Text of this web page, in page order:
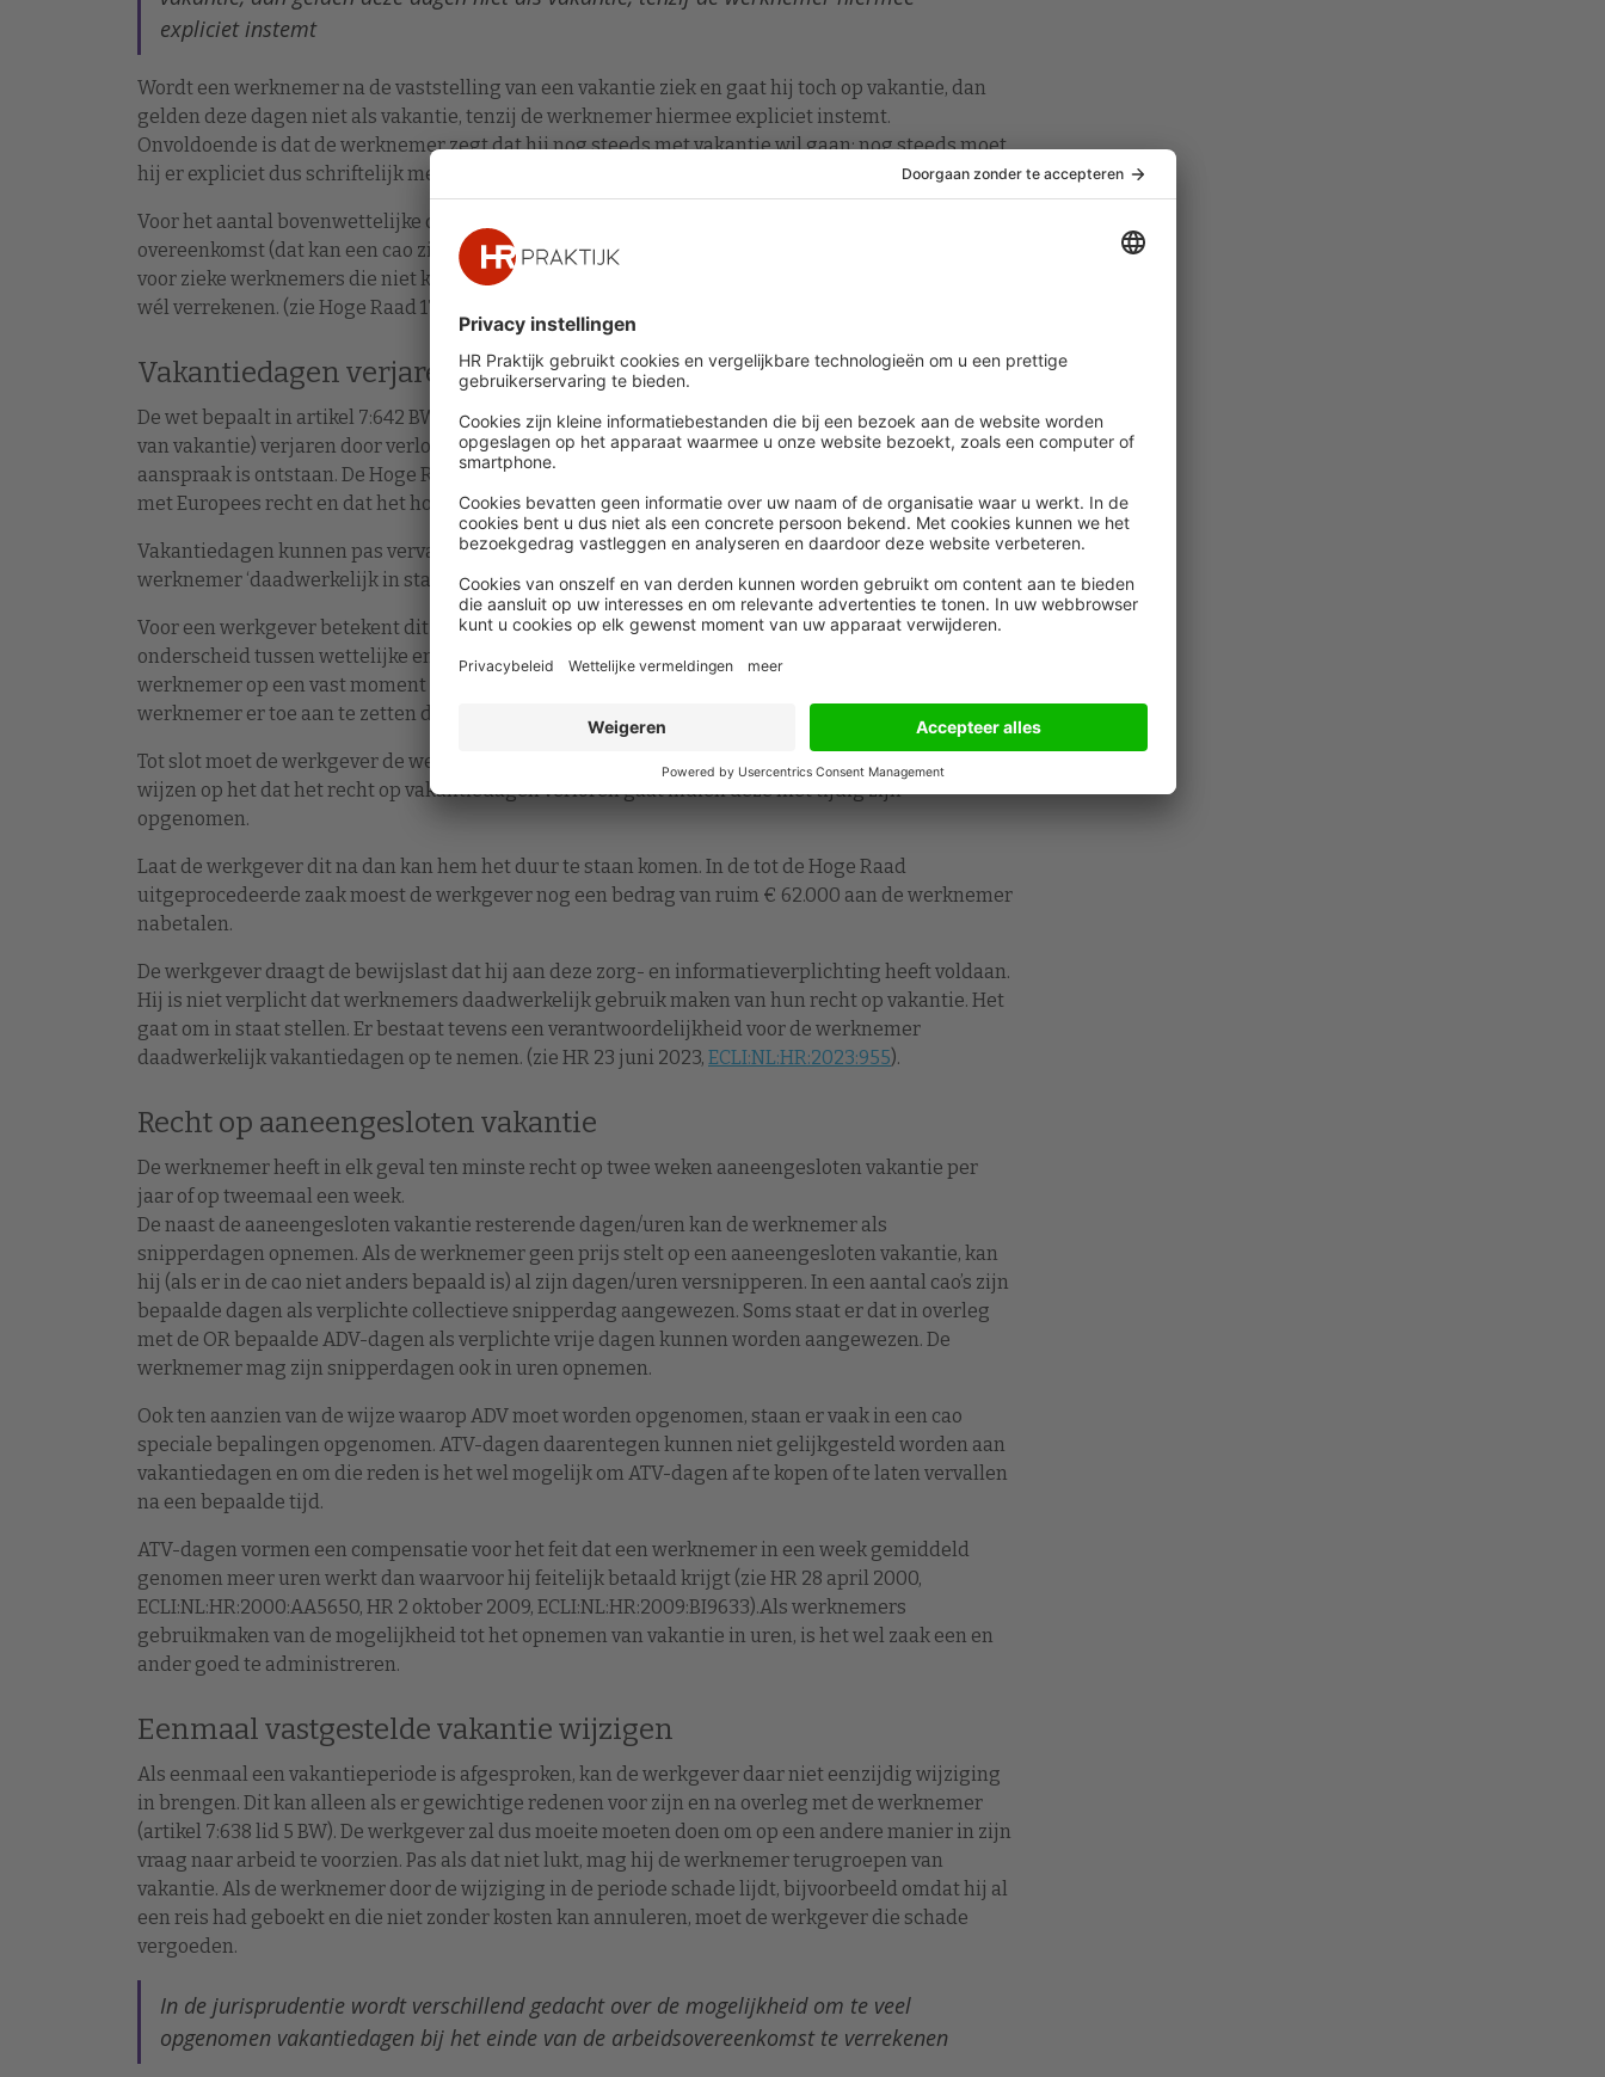
expliciet instemt
Wordt een werknemer na de vaststelling van een vakantie ziek en gaat hij toch op vakantie, dan
gelden deze dagen niet als vakantie, tenzij de werknemer hiermee expliciet instemt.
Onvoldoende is dat de werknemer zegt dat hij nog steeds met vakantie wil gaan: nog steeds moet
hij er expliciet dus schriftelijk mee instemmen dat de dagen van zijn vakantiesaldo afgaan.
Voor het aantal bovenwettelijke dagen in een jaar kan zo’n afspraak ook overigens bij schriftelijke
overeenkomst (dat kan een cao zijn) worden gemaakt. Deze verrekeningsmogelijkheid geldt óók
voor zieke werknemers die niet kunnen re-integreren. Zij kunnen geen vakantie opnemen, maar
wél verrekenen. (zie Hoge Raad 17 november 2023,
Vakantiedagen verjaren niet automatisch
De wet bepaalt in artikel 7:642 BW dat vakantiedagen (of beter: de rechtsvordering tot toekenning
van vakantie) verjaren door verloop van vijf jaren na de laatste dag van het kalenderjaar waarin de
aanspraak is ontstaan. De Hoge Raad heeft op 23 juni 2023 geoordeeld dat dit artikel in strijd is
met Europees recht en dat het hof dit artikel daarom terecht buiten toepassing heeft gelaten.
Vakantiedagen kunnen pas vervallen of verjaren op het moment dat de werkgever een
werknemer ‘daadwerkelijk in staat heeft gesteld vakantie op te nemen’.
Voor een werkgever betekent dit dat hij een goede verlofregistratie moet voeren met daarin een
onderscheid tussen wettelijke en bovenwettelijke vakantiedagen. Verder moet de werkgever de
werknemer op een vast moment in het jaar schriftelijk attenderen op zijn verlofsaldo en de
werknemer er toe aan te zetten de vakantie ook feitelijk op te nemen.
Tot slot moet de werkgever de werknemer bij voorkeur op een vast moment in het jaar schriftelijk
wijzen op het dat het recht op vakantiedagen verloren gaat indien deze niet tijdig zijn
opgenomen.
Laat de werkgever dit na dan kan hem het duur te staan komen. In de tot de Hoge Raad
uitgeprocedeerde zaak moest de werkgever nog een bedrag van ruim € 62.000 aan de werknemer
nabetalen.
De werkgever draagt de bewijslast dat hij aan deze zorg- en informatieverplichting heeft voldaan.
Hij is niet verplicht dat werknemers daadwerkelijk gebruik maken van hun recht op vakantie. Het
gaat om in staat stellen. Er bestaat tevens een verantwoordelijkheid voor de werknemer
daadwerkelijk vakantiedagen op te nemen. (zie HR 23 juni 2023, ECLI:NL:HR:2023:955).
Recht op aaneengesloten vakantie
De werknemer heeft in elk geval ten minste recht op twee weken aaneengesloten vakantie per
jaar of op tweemaal een week.
De naast de aaneengesloten vakantie resterende dagen/uren kan de werknemer als
snipperdagen opnemen. Als de werknemer geen prijs stelt op een aaneengesloten vakantie, kan
hij (als er in de cao niet anders bepaald is) al zijn dagen/uren versnipperen. In een aantal cao’s zijn
bepaalde dagen als verplichte collectieve snipperdag aangewezen. Soms staat er dat in overleg
met de OR bepaalde ADV-dagen als verplichte vrije dagen kunnen worden aangewezen. De
werknemer mag zijn snipperdagen ook in uren opnemen.
Ook ten aanzien van de wijze waarop ADV moet worden opgenomen, staan er vaak in een cao
speciale bepalingen opgenomen. ATV-dagen daarentegen kunnen niet gelijkgesteld worden aan
vakantiedagen en om die reden is het wel mogelijk om ATV-dagen af te kopen of te laten vervallen
na een bepaalde tijd.
ATV-dagen vormen een compensatie voor het feit dat een werknemer in een week gemiddeld
genomen meer uren werkt dan waarvoor hij feitelijk betaald krijgt (zie HR 28 april 2000,
ECLI:NL:HR:2000:AA5650, HR 2 oktober 2009, ECLI:NL:HR:2009:BI9633).Als werknemers
gebruikmaken van de mogelijkheid tot het opnemen van vakantie in uren, is het wel zaak een en
ander goed te administreren.
Eenmaal vastgestelde vakantie wijzigen
Als eenmaal een vakantieperiode is afgesproken, kan de werkgever daar niet eenzijdig wijziging
in brengen. Dit kan alleen als er gewichtige redenen voor zijn en na overleg met de werknemer
(artikel 7:638 lid 5 BW). De werkgever zal dus moeite moeten doen om op een andere manier in zijn
vraag naar arbeid te voorzien. Pas als dat niet lukt, mag hij de werknemer terugroepen van
vakantie. Als de werknemer door de wijziging in de periode schade lijdt, bijvoorbeeld omdat hij al
een reis had geboekt en die niet zonder kosten kan annuleren, moet de werkgever die schade
vergoeden.
In de jurisprudentie wordt verschillend gedacht over de mogelijkheid om te veel
opgenomen vakantiedagen bij het einde van de arbeidsovereenkomst te verrekenen